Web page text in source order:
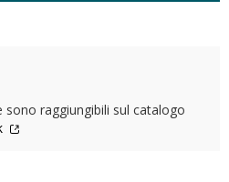
sono raggiungibili sul catalogo